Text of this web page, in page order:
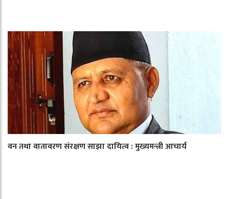
वन तथा वातावरण संरक्षण साझा दायित्व : मुख्यमन्त्री आचार्य